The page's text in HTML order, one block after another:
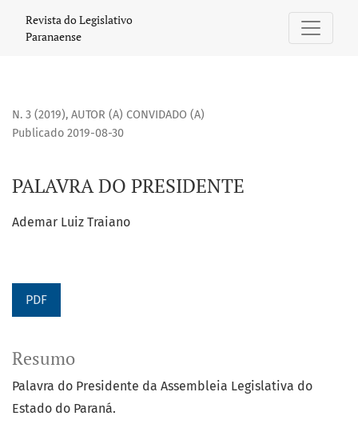
Revista do Legislativo
Paranaense
N. 3 (2019), AUTOR (A) CONVIDADO (A)
PALAVRA DO PRESIDENTE
Publicado 2019-08-30
Ademar Luiz Traiano
PDF
Resumo
Palavra do Presidente da Assembleia Legislativa do
Estado do Paraná.